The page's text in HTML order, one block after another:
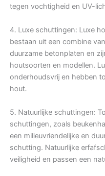
tegen vochtigheid en UV-
4. Luxe schuttingen: Luxe
bestaan uit een combine
duurzame betonplaten en
houtsoorten en modellen.
onderhoudsvrij en hebben
hout.
5. Natuurlijke schuttingen:
schuttingen, zoals
een milieuvriendelijke en
schutting. Natuurlijke
veiligheid en passen een